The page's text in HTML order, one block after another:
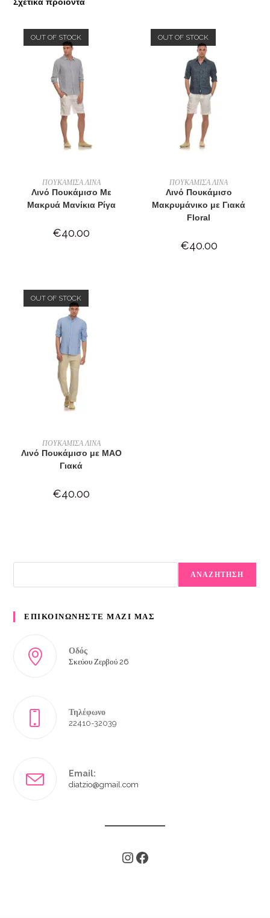
OUT OF STOCK
ΔΙΑΒΆΣΤΕ ΠΕΡΙΣΣΌΤΕΡΑ
ΠΟΥΚΑΜΙΣΑ ΛΙΝΑ
Λινό Πουκάμισο Με
Μακρυά Μανίκια Ρίγα
€40.00
OUT OF STOCK
ΔΙΑΒΆΣΤΕ ΠΕΡΙΣΣΌΤΕΡΑ
ΠΟΥΚΑΜΙΣΑ ΛΙΝΑ
Λινό Πουκάμισο
Μακρυμάνικο με Γιακά
Floral
€40.00
OUT OF STOCK
ΕΠΙΛΟΓΉ
ΠΟΥΚΑΜΙΣΑ ΛΙΝΑ
Λινό Πουκάμισο με ΜΑΟ
Γιακά
€40.00
ΑΝΑΖΗΤΗΣΗ
ΕΠΙΚΟΙΝΩΝΗΣΤΕ ΜΑΖΙ ΜΑΣ
Οδός
Σκεύου Ζερβού 26
Τηλέφωνο
22410-32039
Email:
diatzio@gmail.com